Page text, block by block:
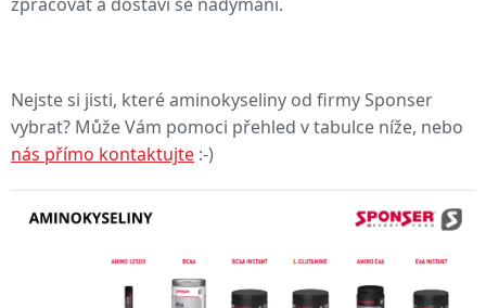
zpracovat a dostaví se nadýmání.
Nejste si jisti, které aminokyseliny od firmy Sponser
vybrat? Může Vám pomoci přehled v tabulce níže, nebo
nás přímo kontaktujte :-)